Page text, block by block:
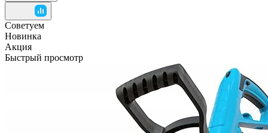
Советуем
Новинка
Акция
Быстрый просмотр